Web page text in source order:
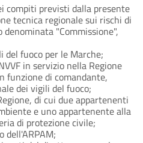
compiti previsti dalla presente
tecnica regionale sui rischi di
"Commissione",
fuoco per le Marche;
in servizio nella Regione
funzione di comandante,
dei vigili del fuoco;
di cui due appartenenti
e uno appartenente alla
di protezione civile;
dell'ARPAM;